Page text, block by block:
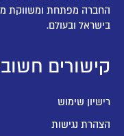
החברה מפתחת ומשווקת
בישראל ובעולם.
קישורים
רישיון שימוש
הצהרת נגישות